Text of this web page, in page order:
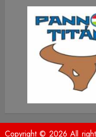
Copyright © 2026 All